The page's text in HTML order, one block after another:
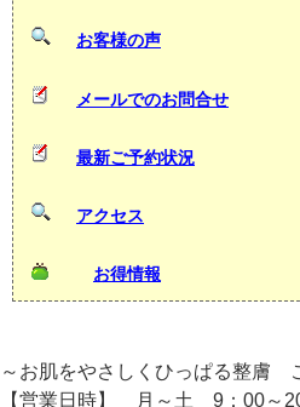
お客様の声
メールでのお問合せ
最新ご予約状況
アクセス
お得情報
～お肌をやさしくひっぱる整膚
【営業日時】 月～土 9：00～